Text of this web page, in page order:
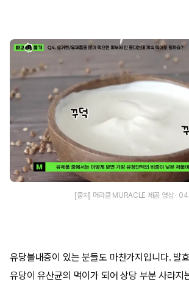
[출처] 머라클 MURACLE 제공 영상 ·
유당불내증이 있는 분들도 마찬가지입니다. 발
유당이 유산균의 먹이가 되어 상당 부분 사라지